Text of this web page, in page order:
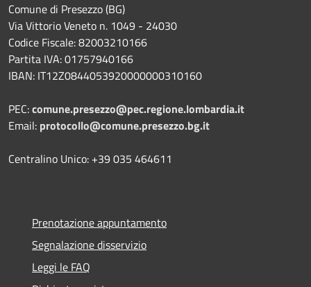
Comune di Presezzo (BG)
Via Vittorio Veneto n. 1049 - 24030
Codice Fiscale: 82003210166
Partita IVA: 01757940166
IBAN: IT12Z0844053920000000310160
PEC:comune.presezzo@pec.regione.lombardia.it
Email: protocollo@comune.presezzo.bg.it
Centralino Unico: +39 035 464611
Prenotazione appuntamento
Segnalazione disservizio
Leggi le FAQ